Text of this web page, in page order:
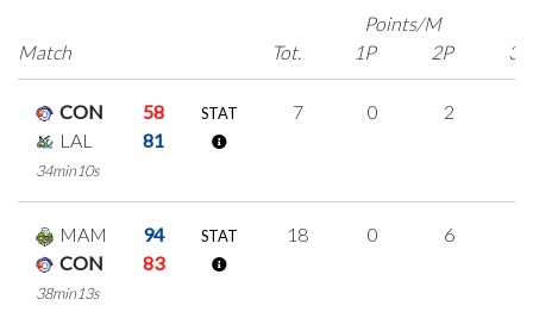
Match
Points/M
Tot.
1P 2P 3P
CON
58
LAL
81
34min10s
STAT 7 0 2
MAM
94
CON
83
38min13s
STAT 18 0 6